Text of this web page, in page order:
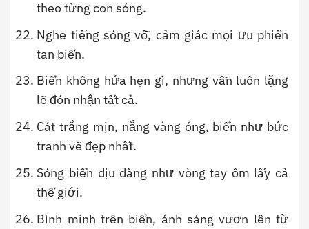
theo từng con sóng.
Nghe tiếng sóng vỗ, cảm giác mọi ưu phiền
tan biến.
Biển không hứa hẹn gì, nhưng vẫn luôn lặng
lẽ đón nhận tất cả.
Cát trắng mịn, nắng vàng óng, biển như bức
tranh vẽ đẹp nhất.
Sóng biển dịu dàng như vòng tay ôm lấy cả
thế giới.
Bình minh trên biển, ánh sáng vươn lên từ